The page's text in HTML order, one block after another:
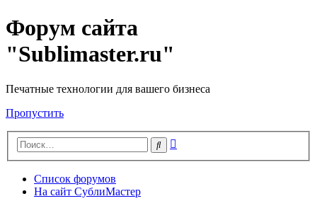
Форум сайта
"Sublimaster.ru"
Печатные технологии для вашего бизнеса
Пропустить
Поиск
Список форумов
На сайт СублиМастер